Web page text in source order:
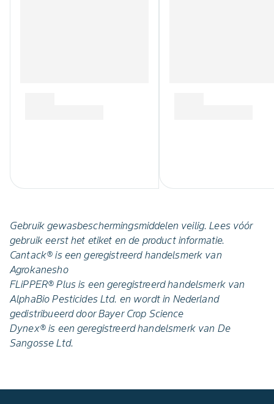
Gebruik gewasbeschermingsmiddelen veilig. Lees vóór
gebruik eerst het etiket en de product informatie.
Cantack® is een geregistreerd handelsmerk van
Agrokanesho
FLiPPER® Plus is een geregistreerd handelsmerk van
AlphaBio Pesticides Ltd. en wordt in Nederland
gedistribueerd door Bayer Crop Science
Dynex® is een geregistreerd handelsmerk van De
Sangosse Ltd.